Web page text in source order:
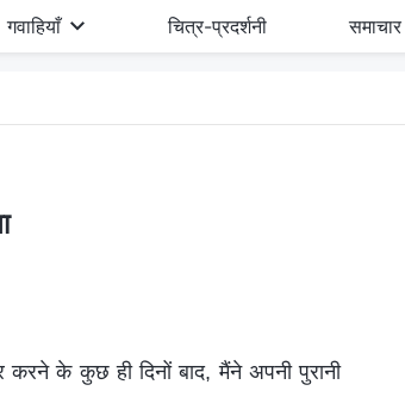
गवाहियाँ चित्र-प्रदर्शनी समाचार
करने के कुछ ही दिनों बाद, मैंने अपनी पुरानी